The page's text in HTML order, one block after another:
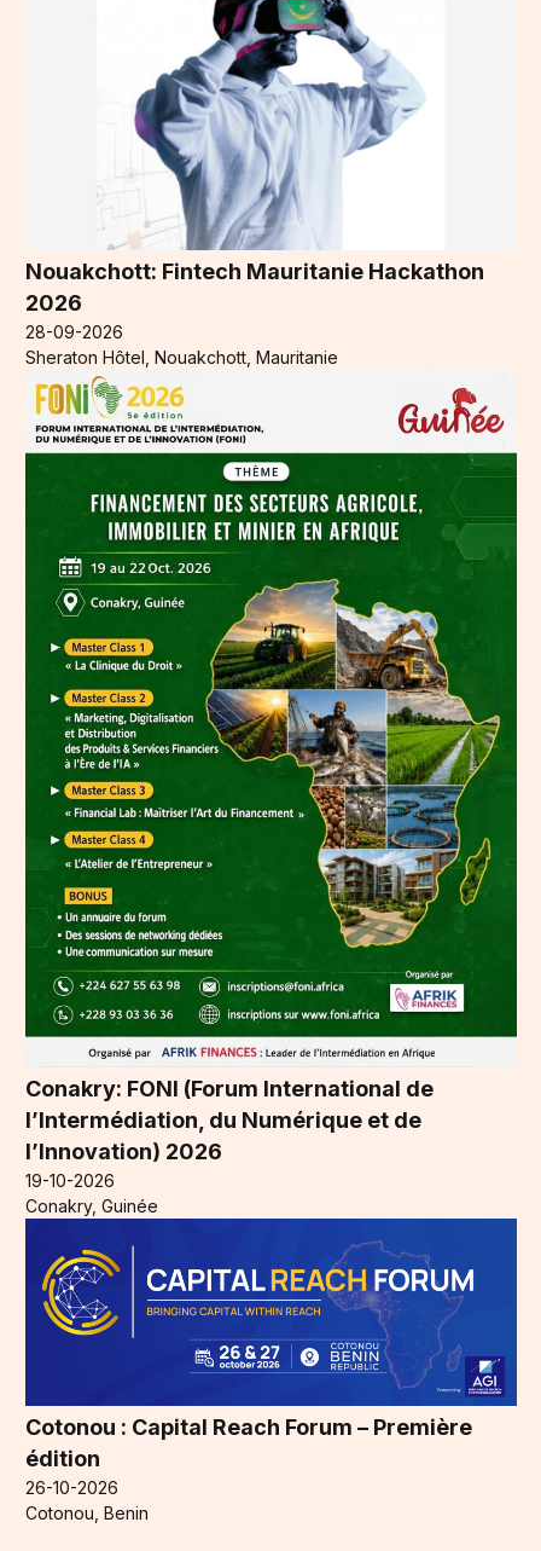
Nouakchott: Fintech Mauritanie Hackathon
2026
28-09-2026
Sheraton Hôtel, Nouakchott, Mauritanie
Conakry: FONI (Forum International de
l’Intermédiation, du Numérique et de
l’Innovation) 2026
19-10-2026
Conakry, Guinée
Cotonou : Capital Reach Forum – Première
édition
26-10-2026
Cotonou, Benin